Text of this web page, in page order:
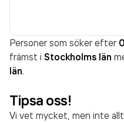
Personer som söker efter
främst i Stockholms län
län.
Tipsa oss!
Vi vet mycket, men inte